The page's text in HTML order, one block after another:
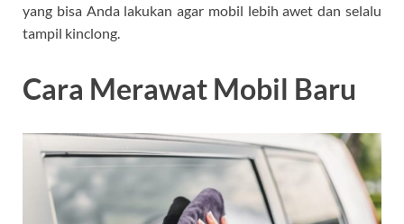
yang bisa Anda lakukan agar mobil lebih awet dan selalu
tampil kinclong.
Cara Merawat Mobil Baru